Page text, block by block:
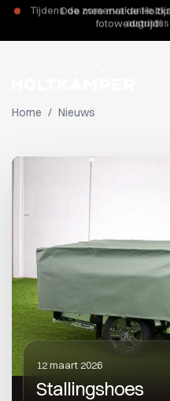
Tijdens de zomervakantie
Home / Nieuws
12 maart 2026
Stallingshoes